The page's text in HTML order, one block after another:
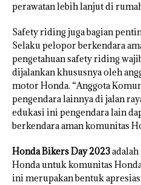
perawatan lebih lanjut di
Safety riding juga bagian
Selaku pelopor berkendara
pengetahuan safety riding
dijalankan khususnya oleh
motor Honda. “Anggota
pengendara lainnya di jalan
edukasi ini pengendara lain
berkendara aman komunitas
Honda Bikers Day 2023
Honda untuk komunitas
ini merupakan bentuk